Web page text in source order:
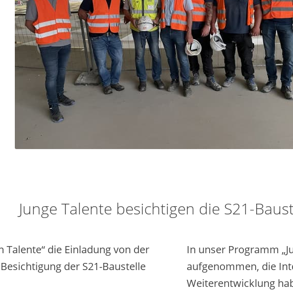
Junge Talente besichtigen die S21-
Talente“ die Einladung von der
der S21-Baustelle
In unser Programm
aufgenommen, die
Weiterentwicklung